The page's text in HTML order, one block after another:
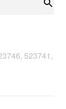
523741,